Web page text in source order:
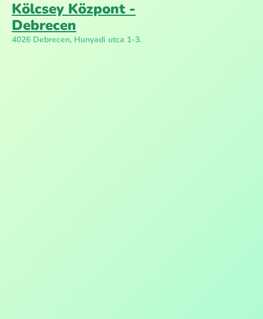
Kölcsey Központ -
Debrecen
4026 Debrecen, Hunyadi utca 1-3.